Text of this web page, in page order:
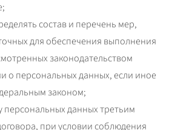
состав и перечень мер,
для обеспечения выполнения
законодательством
о персональных данных, если иное
законом;
персональных данных третьим
при условии соблюдения